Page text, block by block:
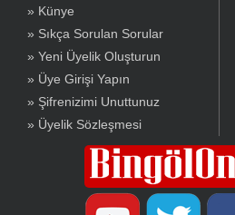
» Künye
» Sıkça Sorulan Sorular
» Yeni Üyelik Oluşturun
» Üye Girişi Yapın
» Şifrenizimi Unuttunuz
» Üyelik Sözleşmesi